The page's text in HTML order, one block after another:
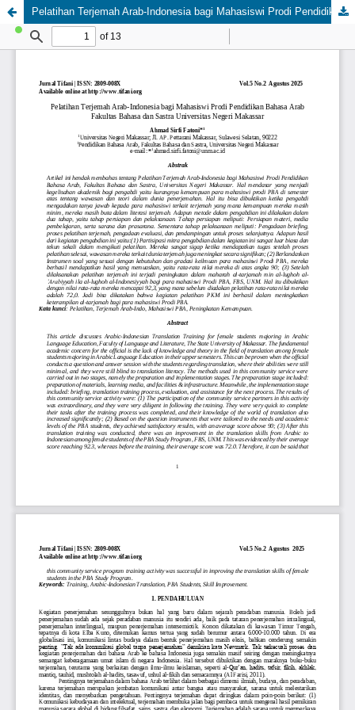
Pelatihan Terjemah Arab-Indonesia bagi Mahasiswi Prodi Pendidikan Bahasa Arab Fakultas Bahasa dan Sastra Universitas Negeri Makassar